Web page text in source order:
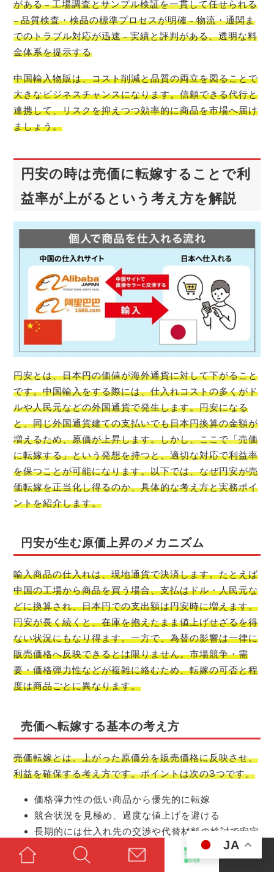
がある – 工場調査とサンプル検証を一貫して任せられる
– 品質検査・検品の標準プロセスが明確 – 物流・通関ま
でのトラブル対応が迅速 – 実績と評判がある、透明な料
金体系を提示する
中国輸入物販は、コスト削減と品質の両立を図ることで
大きなビジネスチャンスになります。信頼できる代行と
連携して、リスクを抑えつつ効率的に商品を市場へ届け
ましょう。
円安の時は売価に転嫁することで利
益率が上がるという考え方を解説
円安とは、日本円の価値が海外通貨に対して下がること
です。中国輸入をする際には、仕入れコストの多くがド
ルや人民元などの外国通貨で発生します。円安になる
と、同じ外国通貨建ての支払いでも日本円換算の金額が
増えるため、原価が上昇します。しかし、ここで「売価
に転嫁する」という発想を持つと、適切な対応で利益率
を保つことが可能になります。以下では、なぜ円安が売
価転嫁を正当化し得るのか、具体的な考え方と実務ポイ
ントを紹介します。
円安が生む原価上昇のメカニズム
輸入商品の仕入れは、現地通貨で決済します。たとえば
中国の工場から商品を買う場合、支払はドル・人民元な
どに換算され、日本円での支出額は円安時に増えます。
円安が長く続くと、在庫を抱えたまま値上げせざるを得
ない状況にもなり得ます。一方で、為替の影響は一律に
販売価格へ反映できるとは限りません。市場競争・需
要・価格弾力性などが複雑に絡むため、転嫁の可否と程
度は商品ごとに異なります。
売価へ転嫁する基本の考え方
売価転嫁とは、上がった原価分を販売価格に反映させ、
利益を確保する考え方です。ポイントは次の3つです。
価格弾力性の低い商品から優先的に転嫁
競合状況を見極め、過度な値上げを避ける
長期的には仕入れ先の交渉や代替材料の検討で安定
JA